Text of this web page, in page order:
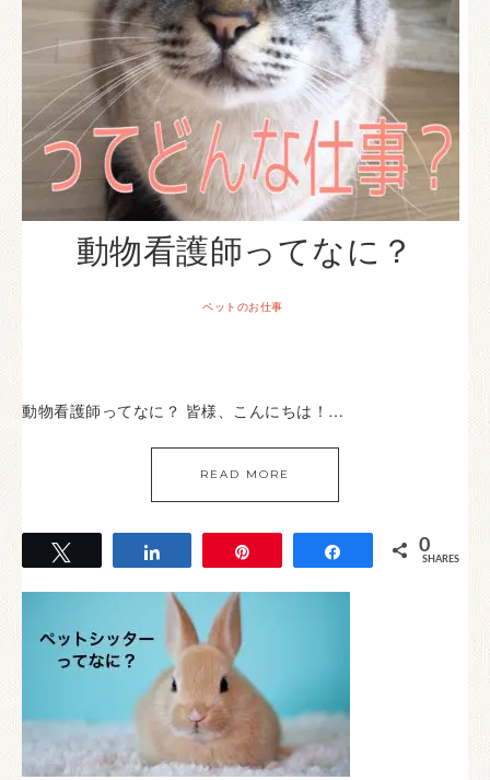
動物看護師ってなに？
ペットのお仕事
動物看護師ってなに？ 皆様、こんにちは！…
READ MORE
Share 0
SHARES